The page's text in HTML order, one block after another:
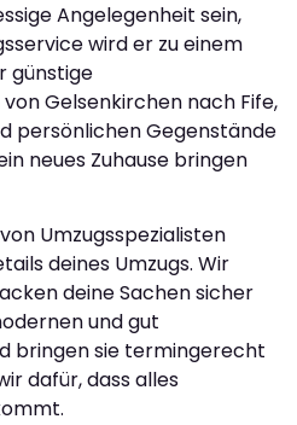
Angelegenheit sein,
wird er zu einem
günstige
Gelsenkirchen nach Fife,
persönlichen Gegenstände
neues Zuhause bringen
Umzugsspezialisten
deines Umzugs. Wir
deine Sachen sicher
und gut
bringen sie termingerecht
dafür, dass alles